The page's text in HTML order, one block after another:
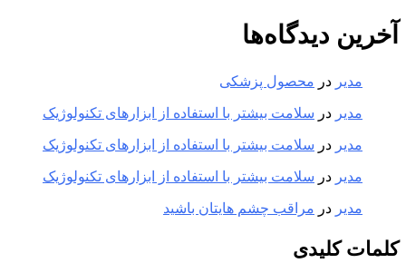
آخرین دیدگاه‌ها
مدیر در محصول پزشکی
مدیر در سلامت بیشتر با استفاده از ابزارهای تکنولوژیک
مدیر در سلامت بیشتر با استفاده از ابزارهای تکنولوژیک
مدیر در سلامت بیشتر با استفاده از ابزارهای تکنولوژیک
مدیر در مراقب چشم هایتان باشید
کلمات کلیدی